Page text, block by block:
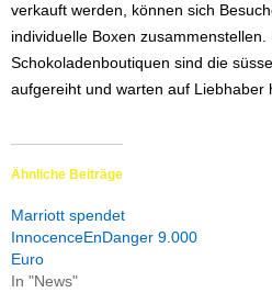
verkauft werden, können sich
individuelle Boxen
Schokoladenboutiquen sind die
aufgereiht und warten auf Liebhaber
Ähnliche Beiträge
Marriott spendet
InnocenceEnDanger 9.000
Euro
In "News"